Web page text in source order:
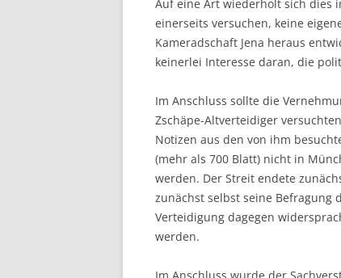
Auf eine Art wiederholt sich dies
einerseits versuchen, keine
Kameradschaft Jena heraus
keinerlei Interesse daran, die
Im Anschluss sollte die
Zschäpe-Altverteidiger
Notizen aus den von ihm
(mehr als 700 Blatt) nicht in
werden. Der Streit endete
zunächst selbst seine Befragung
Verteidigung dagegen
werden.